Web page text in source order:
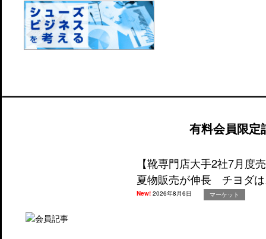
有料会員限定
【靴専門店大手2社7月度
夏物販売が伸長 チヨダ
New!2026年8月6日 マーケット